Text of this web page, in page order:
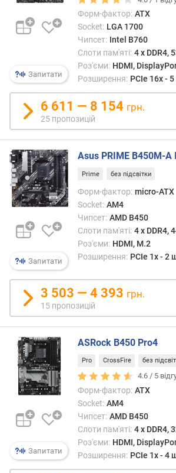
(
ш
)
M
.
2
р
з
'
є
м
(
ш
т
)
в
е
р
с
і
я
і
н
т
е
ф
е
с
у
Запитати
Форм-фактор: ATX
Socket: LGA 1700
Чипсет: Intel B760
Слоти пам'яті: 4 х DDR4,
Роз'єми: HDMI,
Розширення: PCIe 16x -
6 611 — 8 154 грн.
25 пропозицій
Запитати
Asus PRIME B450M-A II
Prime без підсвітки
Форм-фактор: micro-ATX
Socket: AM4
Чипсет: AMD B450
Слоти пам'яті: 4 х DDR4,
Роз'єми: HDMI, M.2
Розширення: PCIe 1x - 2
3 503 — 4 393 грн.
15 пропозицій
Запитати
ASRock B450 Pro4
Pro CrossFire без
4.6 / 5
Форм-фактор: ATX
Socket: AM4
Чипсет: AMD B450
Слоти пам'яті: 4 х DDR4,
Роз'єми: HDMI,
Розширення: PCIe 1x - 4